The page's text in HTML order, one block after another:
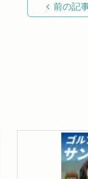
前の記